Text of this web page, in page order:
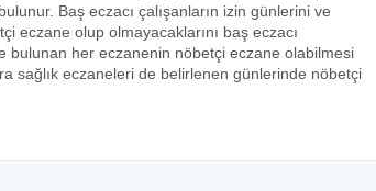
Baş eczacı çalışanların izin günlerini ve
eczane olup olmayacaklarını baş eczacı
bulunan her eczanenin nöbetçi eczane olabilmesi
sağlık eczaneleri de belirlenen günlerinde nöbetçi